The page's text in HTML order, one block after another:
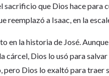
sacrificio que Dios hace para
reemplazó a Isaac, en la
en la historia de José.
cárcel, Dios lo usó para
pero Dios lo exaltó para traer